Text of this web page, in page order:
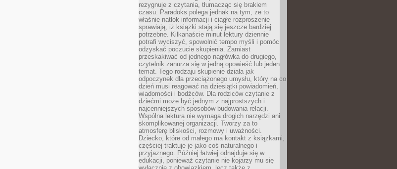
rezygnuje z czytania, tłumacząc się brakiem
czasu. Paradoks polega jednak na tym, że to
właśnie natłok informacji i ciągłe rozproszenie
sprawiają, iż książki stają się jeszcze bardziej
potrzebne. Kilkanaście minut lektury dziennie
potrafi wyciszyć, spowolnić tempo myśli i pomóc
odzyskać poczucie skupienia. Zamiast
przeskakiwać od jednego nagłówka do drugiego,
czytelnik zanurza się w jedną opowieść lub jeden
temat. Tego rodzaju skupienie działa jak
odpoczynek dla przeciążonego umysłu, który na co
dzień musi reagować na dziesiątki powiadomień,
wiadomości i bodźców. Dla rodziców czytanie z
dziećmi może być jednym z najprostszych i
najcenniejszych sposobów budowania relacji.
Wspólna lektura nie wymaga drogich narzędzi ani
skomplikowanej organizacji. Tworzy za to
atmosferę bliskości, rozmowy i uważności.
Dziecko, które od małego ma kontakt z książkami,
częściej traktuje je jako coś naturalnego i
przyjaznego. Później łatwiej odnajduje się w
edukacji, ponieważ czytanie nie kojarzy mu się